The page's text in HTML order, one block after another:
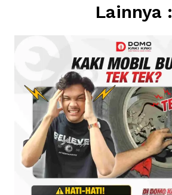
Lainnya :